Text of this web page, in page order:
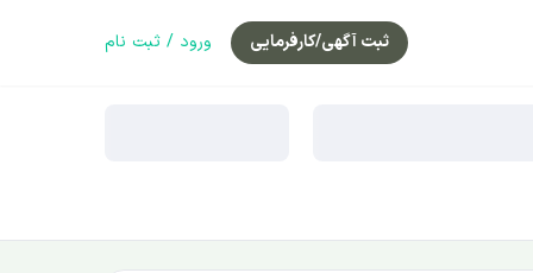
ثبت آگهی/کارفرمایی ورود / ثبت نام